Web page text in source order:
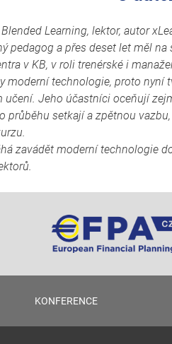
Learning, lektor, autor
pedagog a přes deset let měl
v KB, v roli trenérské i
moderní technologie, proto nyní
učení. Jeho účastníci oceňují
průběhu setkají a zpětnou
zavádět moderní technologie
KONFERENCE